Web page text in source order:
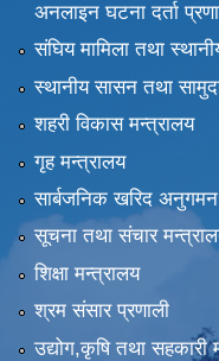
अनलाइन घटना दर्ता
संघिय मामिला तथा
स्थानीय सासन तथा
शहरी विकास मन्त्रालय
गृह मन्त्रालय
सार्बजनिक खरिद अनुगमन
सूचना तथा संचार
शिक्षा मन्त्रालय
श्रम संसार प्रणाली
उद्योग,कृषि तथा सहकारी